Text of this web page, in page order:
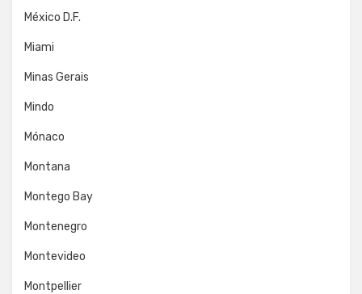
México D.F.
Miami
Minas Gerais
Mindo
Mónaco
Montana
Montego Bay
Montenegro
Montevideo
Montpellier